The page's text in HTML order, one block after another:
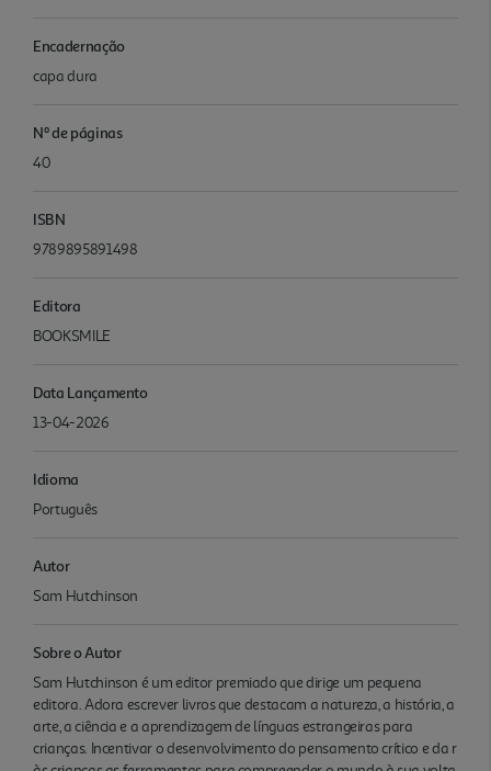
Encadernação
capa dura
Nº de páginas
40
ISBN
9789895891498
Editora
BOOKSMILE
Data Lançamento
13-04-2026
Idioma
Português
Autor
Sam Hutchinson
Sobre o Autor
Sam Hutchinson é um editor premiado que dirige um pequena
editora. Adora escrever livros que destacam a natureza, a história, a
arte, a ciência e a aprendizagem de línguas estrangeiras para
crianças. Incentivar o desenvolvimento do pensamento crítico e da r